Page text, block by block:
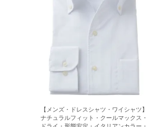
【メンズ・ドレスシャツ・ワイシャツ】
ナチュラルフィット・クールマックス・